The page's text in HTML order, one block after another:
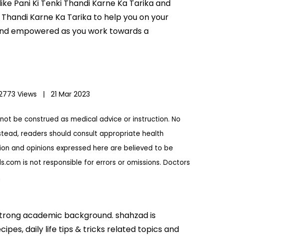
Pani Ki Tenki Thandi Karne Ka Tarika and
Karne Ka Tarika to help you on your
empowered as you work towards a
Views | 21 Mar 2023
be construed as medical advice or instruction. No
readers should consult appropriate health
and opinions expressed here are believed to be
is not responsible for errors or omissions. Doctors
academic background. shahzad is
daily life tips & tricks related topics and